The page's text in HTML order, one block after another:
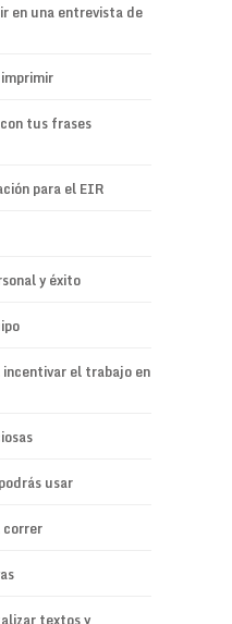
en una entrevista de
tus frases
para el EIR
y éxito
el trabajo en
usar
correr
textos y